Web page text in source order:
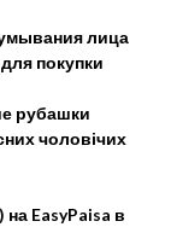
лица
покупки
рубашки
чоловічих
EasyPaisa в